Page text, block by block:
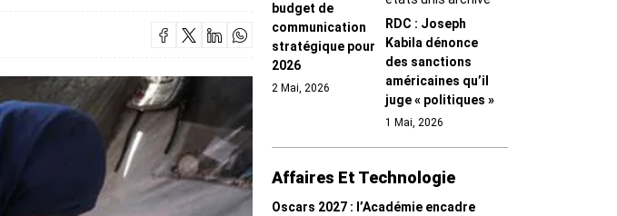
budget de
communication
stratégique pour
2026
2 Mai, 2026
RDC : Joseph
Kabila dénonce
des sanctions
américaines qu’il
juge « politiques »
1 Mai, 2026
Affaires Et Technologie
Oscars 2027 : l’Académie encadre